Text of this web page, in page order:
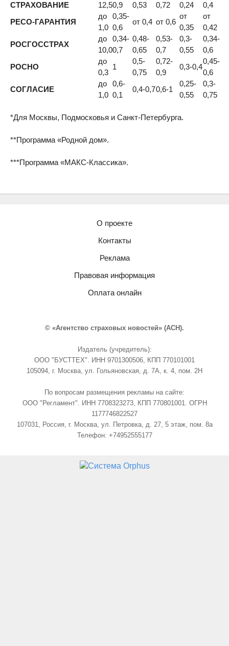
СТРАХОВАНИЕ
12,50,9
0,53
0,72
0,24
0,4
РЕСО-ГАРАНТИЯ
до
1,0
0,35-
0,6
от 0,4 от 0,6
от
0,35
от
0,42
РОСГОССТРАХ
до
10,0
0,34-
0,7
0,48-
0,65
0,53-
0,7
0,3-
0,55
0,34-
0,6
РОСНО
до
0,3
1
0,5-
0,75
0,72-
0,9
0,3-0,4
0,45-
0,6
СОГЛАСИЕ
до
1,0
0,6-
0,1
0,4-0,70,6-1
0,25-
0,55
0,3-
0,75
*Для Москвы, Подмосковья и Санкт-Петербурга.
**Программа «Родной дом».
***Программа «МАКС-Классика».
О проекте
Контакты
Реклама
Правовая информация
Оплата онлайн
© «Агентство страховых новостей» (АСН).
Издатель (учредитель):
ООО "БУСТТЕХ". ИНН 9701300506, КПП 770101001
105094, г. Москва, ул. Гольяновская, д. 7А, к. 4, пом. 2Н
По вопросам размещения рекламы на сайте:
ООО "Регламент". ИНН 7708323273, КПП 770801001. ОГРН
1177746822527
107031, Россия, г. Москва, ул. Петровка, д. 27, 5 этаж, пом. 8а
Телефон: +74952555177